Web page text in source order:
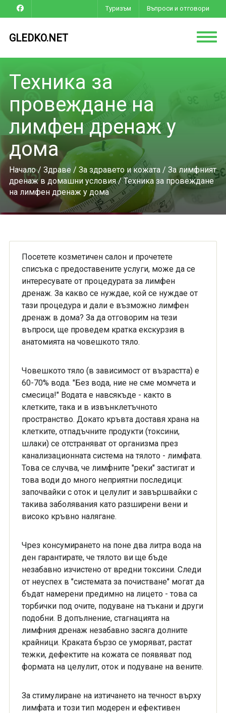
Туризъм Въпроси и отговори
GLEDKO.NET
Техника за
провеждане на
лимфен дренаж у
дома
Начало/ Здраве/ За здравето и кожата/ За лимфният
дренаж в домашни условия/ Техника за провеждане
на лимфен дренаж у дома
Посетете козметичен салон и прочетете
списъка с предоставените услуги, може да се
интересувате от процедурата за лимфен
дренаж. За какво се нуждае, кой се нуждае от
тази процедура и дали е възможно лимфен
дренаж в дома? За да отговорим на тези
въпроси, ще проведем кратка екскурзия в
анатомията на човешкото тяло.
Човешкото тяло (в зависимост от възрастта) е
60-70% вода. "Без вода, ние не сме момчета и
смесица!" Водата е навсякъде - както в
клетките, така и в извънклетъчното
пространство. Докато кръвта доставя храна на
клетките, отпадъчните продукти (токсини,
шлаки) се отстраняват от организма през
канализационната система на тялото - лимфата.
Това се случва, че лимфните "реки" застигат и
това води до много неприятни последици:
започвайки с оток и целулит и завършвайки с
такива заболявания като разширени вени и
високо кръвно налягане.
Чрез консумирането на поне два литра вода на
ден гарантирате, че тялото ви ще бъде
незабавно изчистено от вредни токсини. Следи
от неуспех в "системата за почистване" могат да
бъдат намерени предимно на лицето - това са
торбички под очите, подуване на тъкани и други
подобни. В допълнение, стагнацията на
лимфния дренаж незабавно засяга долните
крайници. Краката бързо се уморяват, растат
тежки, дефектите на кожата се появяват под
формата на целулит, оток и подуване на вените.
За стимулиране на изтичането на течност върху
лимфата и този тип модерен и ефективен